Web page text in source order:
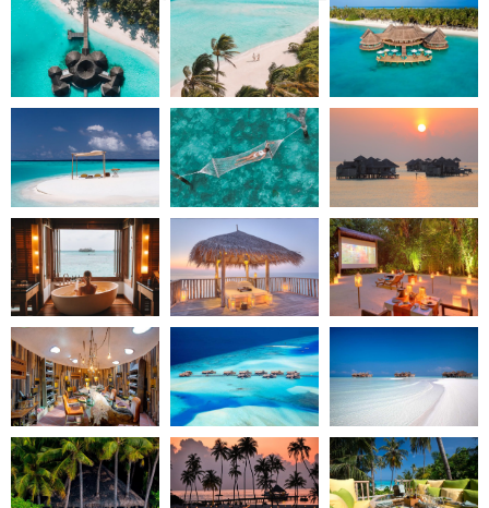
eine besonders stille und romantische Nacht in
vollkommener Privatsphäre. Eingebettet in weiche
Kissen, begleitet vom sanften Rauschen des Ozeans und
dem Funkeln der Sterne, erleben Sie die Malediven von
ihrer ruhigsten Seite. Ein intimer Moment voller Weite,
Nähe und Zweisamkeit.